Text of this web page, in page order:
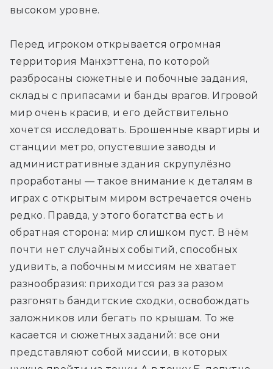
высоком уровне.
Перед игроком открывается огромная
территория Манхэттена, по которой
разбросаны сюжетные и побочные задания,
склады с припасами и банды врагов. Игровой
мир очень красив, и его действительно
хочется исследовать. Брошенные квартиры и
станции метро, опустевшие заводы и
административные здания скрупулёзно
проработаны — такое внимание к деталям в
играх с открытым миром встречается очень
редко. Правда, у этого богатства есть и
обратная сторона: мир слишком пуст. В нём
почти нет случайных событий, способных
удивить, а побочным миссиям не хватает
разнообразия: приходится раз за разом
разгонять бандитские сходки, освобождать
заложников или бегать по крышам. То же
касается и сюжетных заданий: все они
представляют собой миссии, в которых